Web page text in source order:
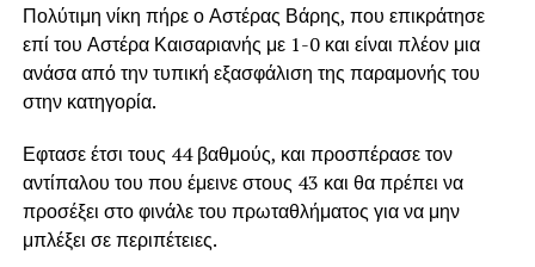
Πολύτιμη νίκη πήρε ο Αστέρας Βάρης, που επικράτησε
επί του Αστέρα Καισαριανής με 1-0 και είναι πλέον μια
ανάσα από την τυπική εξασφάλιση της παραμονής του
στην κατηγορία.
Εφτασε έτσι τους 44 βαθμούς, και προσπέρασε τον
αντίπαλου του που έμεινε στους 43 και θα πρέπει να
προσέξει στο φινάλε του πρωταθλήματος για να μην
μπλέξει σε περιπέτειες.